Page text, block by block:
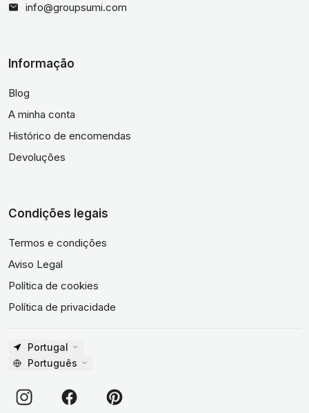
info@groupsumi.com
Informação
Blog
A minha conta
Histórico de encomendas
Devoluções
Condições legais
Termos e condições
Aviso Legal
Política de cookies
Política de privacidade
Portugal
Português